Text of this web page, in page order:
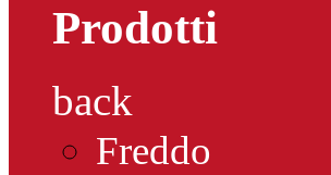
Prodotti
back
Freddo